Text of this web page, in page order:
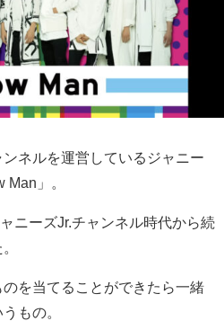
ネルを運営しているジャニー
Man」。
ニーズJr.チャンネル時代から続
を当てることができたら一緒
もの。